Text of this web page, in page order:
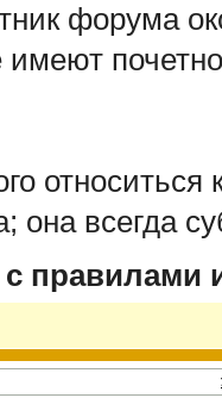
форума
имеют
относиться
она всегда
правилами